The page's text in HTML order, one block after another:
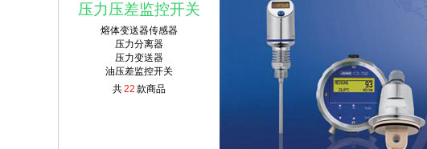
压力压差监控开关
熔体变送器传感器
压力分离器
压力变送器
油压差监控开关
共22 款商品